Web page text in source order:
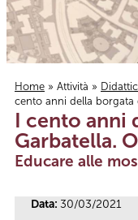
Tu sei qui
Home » Attività »
cento anni della borgata
I cento anni
Garbatella.
Educare alle
Data: 30/03/2021